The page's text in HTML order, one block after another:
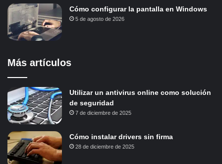
Cómo configurar la pantalla en Windows
5 de agosto de 2026
Más artículos
Utilizar un antivirus online como solución
de seguridad
7 de diciembre de 2025
Cómo instalar drivers sin firma
28 de diciembre de 2025